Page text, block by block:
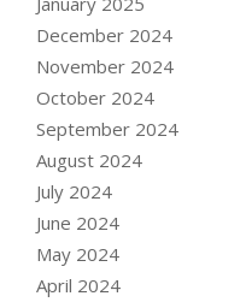
December 2024
November 2024
October 2024
September 2024
August 2024
July 2024
June 2024
May 2024
April 2024